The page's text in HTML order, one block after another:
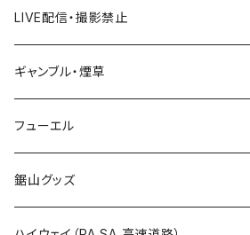
国道700～799号線
ROUTE600～699号線
ROUTE700～799号線
ROUTE 600～699号線
ROUTE 700～799号線
ROUTE 600～699号線
ROUTE 700～799号線
Tシャツ
ステッカー
山形県
福島県
茨城県
栃木県
LIVE配信・撮影禁止
LIVE配信禁止
撮影禁止
ギャンブル・煙草
ホテルキーホルダー
たばこ・禁煙ステッカー
フューエル
ステッカー
鋸山グッズ